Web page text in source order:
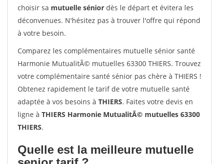
choisir sa mutuelle sénior dès le départ et évitera les
déconvenues. N'hésitez pas à trouver l'offre qui répond
à votre besoin.
Comparez les complémentaires mutuelle sénior santé
Harmonie MutualitÃ© mutuelles 63300 THIERS. Trouvez
votre complémentaire santé sénior pas chère à THIERS !
Obtenez rapidement le tarif de votre mutuelle santé
adaptée à vos besoins à THIERS. Faites votre devis en
ligne à THIERS Harmonie MutualitÃ© mutuelles 63300
THIERS.
Quelle est la meilleure mutuelle